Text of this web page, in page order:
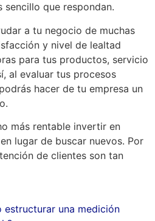
sencillo que respondan.
a tu negocio de muchas
y nivel de lealtad
para tus productos, servicio
al evaluar tus procesos
hacer de tu empresa un
más rentable invertir en
lugar de buscar nuevos. Por
de clientes son tan
estructurar una medición